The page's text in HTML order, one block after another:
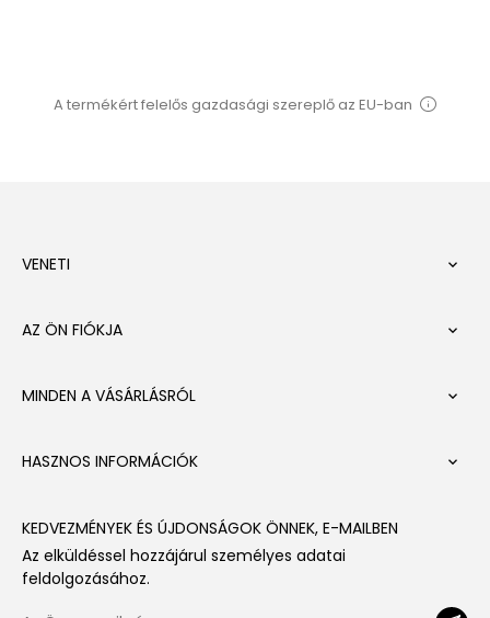
A termékért felelős gazdasági szereplő az EU-ban
VENETI 
AZ ÖN FIÓKJA 
MINDEN A VÁSÁRLÁSRÓL 
HASZNOS INFORMÁCIÓK 
KEDVEZMÉNYEK ÉS ÚJDONSÁGOK ÖNNEK, E-MAILBEN
Az elküldéssel hozzájárul személyes adatai
feldolgozásához.